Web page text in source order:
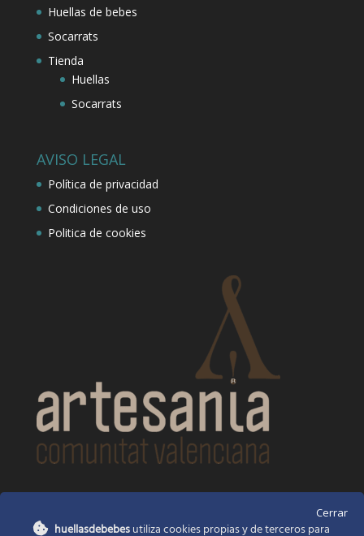
Huellas de bebes
Socarrats
Tienda
Huellas
Socarrats
AVISO LEGAL
Política de privacidad
Condiciones de uso
Politica de cookies
Cerrar
huellasdebebesutiliza cookies propias y de terceros para